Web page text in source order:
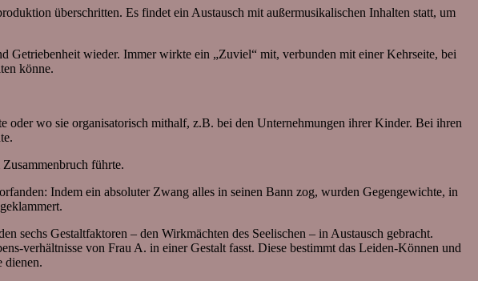
überschritten. Es findet ein Austausch mit außermusikalischen Inhalten statt, um
Getriebenheit wieder. Immer wirkte ein „Zuviel“ mit, verbunden mit einer Kehrseite, bei
könne.
oder wo sie organisatorisch mithalf, z.B. bei den Unternehmungen ihrer Kinder. Bei ihren
führte.
Indem ein absoluter Zwang alles in seinen Bann zog, wurden Gegengewichte, in
sechs Gestaltfaktoren – den Wirkmächten des Seelischen – in Austausch gebracht.
verhältnisse von Frau A. in einer Gestalt fasst. Diese bestimmt das Leiden-Können und
dienen.